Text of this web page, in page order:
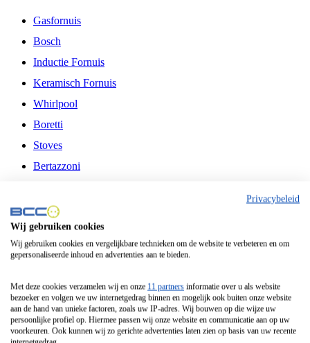
Gasfornuis
Bosch
Inductie Fornuis
Keramisch Fornuis
Whirlpool
Boretti
Stoves
Bertazzoni
Fitelli
Airfryer
Frituurpan
Contactgrill
Broodbakmachine
Broodrooster
Privacybeleid
Wij gebruiken cookies
Wij gebruiken cookies en vergelijkbare technieken om de website te verbeteren en om
gepersonaliseerde inhoud en advertenties aan te bieden.
Met deze cookies verzamelen wij en onze 11 partners informatie over u als website
bezoeker en volgen we uw internetgedrag binnen en mogelijk ook buiten onze website
aan de hand van unieke factoren, zoals uw IP-adres. Wij bouwen op die wijze uw
persoonlijke profiel op. Hiermee passen wij onze website en communicatie aan op uw
voorkeuren. Ook kunnen wij zo gerichte advertenties laten zien op basis van uw recente